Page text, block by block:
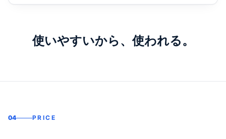
使いやすいから、使われる。
04 PRICE